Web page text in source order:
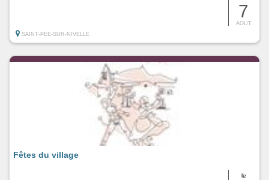
7
AOUT
SAINT-PEE-SUR-NIVELLE
le
Fêtes du village